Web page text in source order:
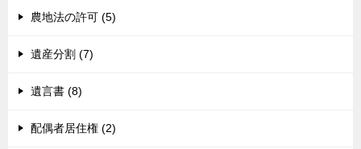
農地法の許可 (5)
遺産分割 (7)
遺言書 (8)
配偶者居住権 (2)